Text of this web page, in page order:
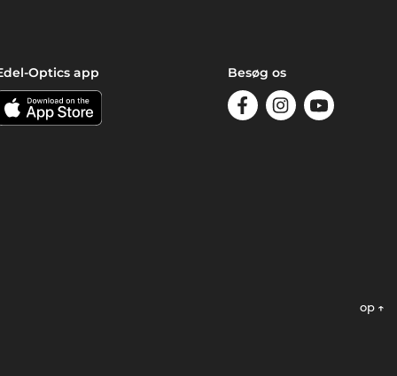
Optics app Besøg os
op